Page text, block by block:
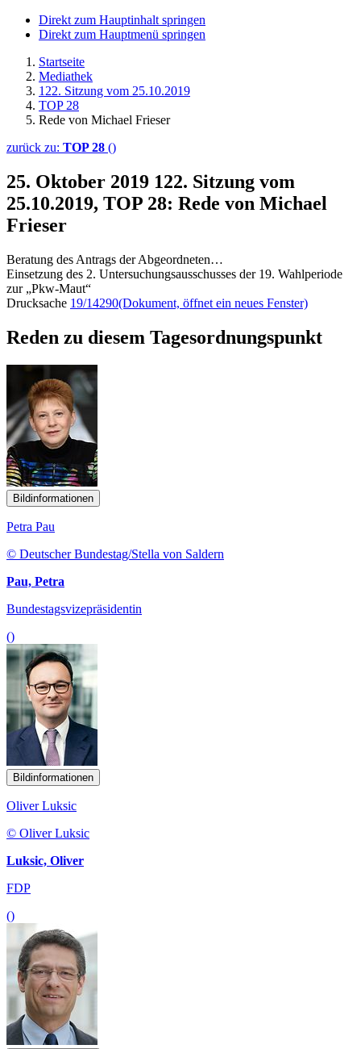
Direkt zum Hauptinhalt springen
Direkt zum Hauptmenü springen
Startseite
Mediathek
122. Sitzung vom 25.10.2019
TOP 28
Rede von Michael Frieser
zurück zu: TOP 28 ()
25. Oktober 2019 122. Sitzung vom
25.10.2019, TOP 28: Rede von Michael
Frieser
Beratung des Antrags der Abgeordneten…
Einsetzung des 2. Untersuchungsausschusses der 19. Wahlperiode
zur „Pkw-Maut“
Drucksache 19/14290(Dokument, öffnet ein neues Fenster)
Reden zu diesem Tagesordnungspunkt
Bildinformationen
Petra Pau
© Deutscher Bundestag/Stella von Saldern
Pau, Petra
Bundestagsvizepräsidentin
()
Bildinformationen
Oliver Luksic
© Oliver Luksic
Luksic, Oliver
FDP
()